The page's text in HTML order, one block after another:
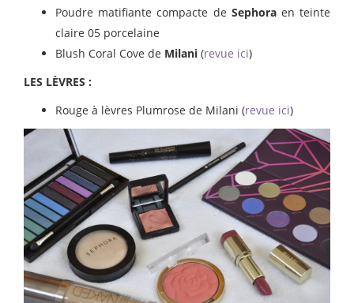
Poudre matifiante compacte de Sephoraen teinte
claire 05 porcelaine
Blush Coral Cove de Milani (revue ici)
LES LÈVRES :
Rouge à lèvres Plumrose de Milani (revue ici)